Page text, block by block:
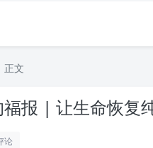
正文
报 | 让生命恢复
论